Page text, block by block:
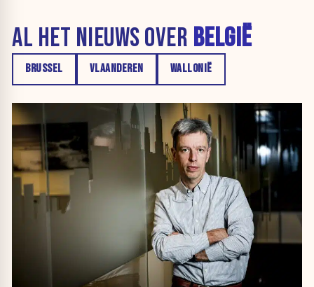
AL HET NIEUWS OVER BELGIË
BRUSSEL VLAANDEREN WALLONIË